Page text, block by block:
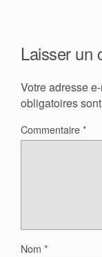
Laisser un
Votre adresse
obligatoires
Commentaire*
Nom *